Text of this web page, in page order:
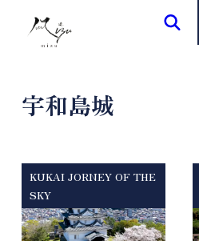
宇和島城
KUKAI JORNEY OF THE
SKY